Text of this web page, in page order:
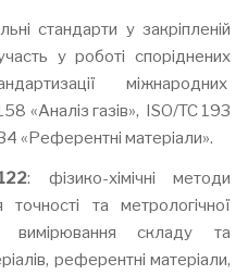
стандарти у закріпленій
у роботі споріднених
міжнародних
«Аналіз газів», ISO/TC 193
«Референтні матеріали».
: фізико-хімічні методи
точності та метрологічної
вимірювання складу та
референтні матеріали,